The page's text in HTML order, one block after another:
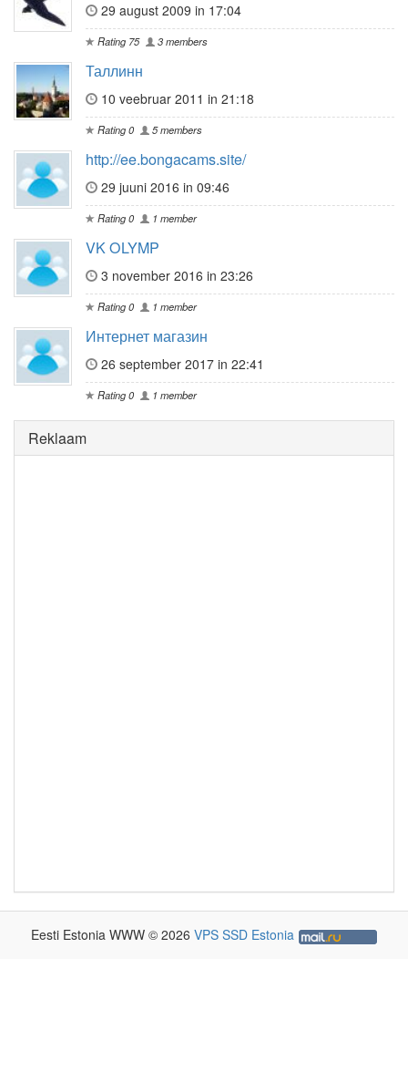
29 august 2009 in 17:04
Rating 75 3 members
Таллинн
10 veebruar 2011 in 21:18
Rating 0 5 members
http://ee.bongacams.site/
29 juuni 2016 in 09:46
Rating 0 1 member
VK OLYMP
3 november 2016 in 23:26
Rating 0 1 member
Интернет магазин
26 september 2017 in 22:41
Rating 0 1 member
Reklaam
Eesti Estonia WWW © 2026 VPS SSD Estonia